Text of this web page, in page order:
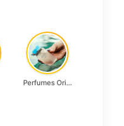
Perfumes Originais